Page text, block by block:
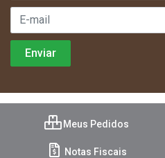
Meus Pedidos
Notas Fiscais